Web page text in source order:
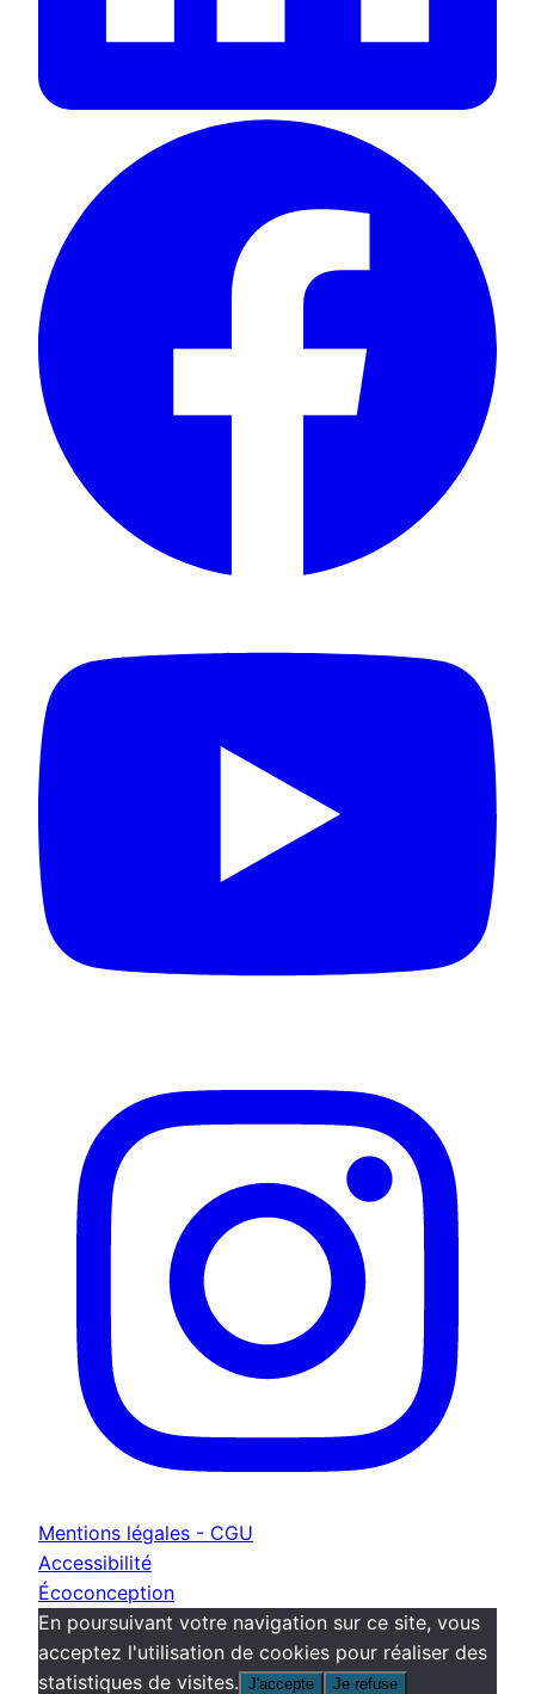
Mentions légales - CGU
Accessibilité
Écoconception
En poursuivant votre navigation sur ce site, vous
acceptez l'utilisation de cookies pour réaliser des
statistiques de visites. J'accepte Je refuse